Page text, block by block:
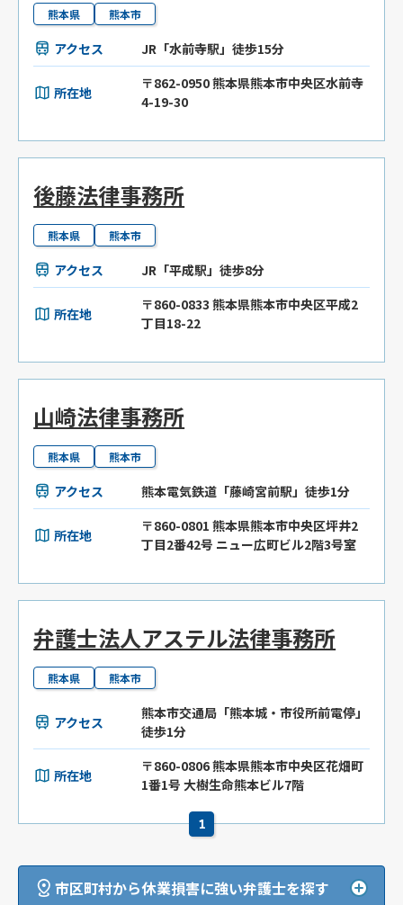
熊本県 熊本市
アクセス JR「水前寺駅」徒歩15分
所在地
〒862-0950 熊本県熊本市中央区水前寺
4-19-30
後藤法律事務所
熊本県 熊本市
アクセス JR「平成駅」徒歩8分
所在地
〒860-0833 熊本県熊本市中央区平成2
丁目18-22
山崎法律事務所
熊本県 熊本市
アクセス 熊本電気鉄道「藤崎宮前駅」徒歩1分
所在地
〒860-0801 熊本県熊本市中央区坪井2
丁目2番42号 ニュー広町ビル2階3号室
弁護士法人アステル法律事務所
熊本県 熊本市
アクセス
熊本市交通局「熊本城・市役所前電停」
徒歩1分
所在地
〒860-0806 熊本県熊本市中央区花畑町
1番1号 大樹生命熊本ビル7階
1
市区町村から休業損害に強い弁護士を探す